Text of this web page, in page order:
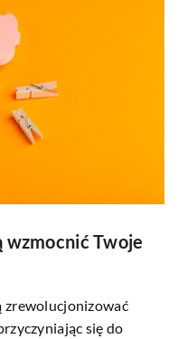
Twoje
zrewolucjonizować
się do